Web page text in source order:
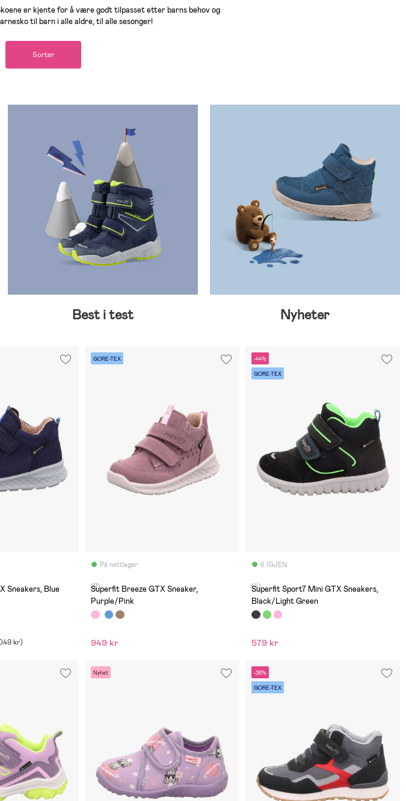
er kjente for å være godt tilpasset etter barns behov og
til barn i alle aldre, til alle sesonger!
Sorter
Best i test Nyheter
Sneakers, Blue
kr)
GORE-TEX
På nettlager
(2)
Superfit Breeze GTX Sneaker,
Purple/Pink
949 kr
-44%
GORE-TEX
6 IGJEN
(4)
Superfit Sport7 Mini GTX Sneakers,
Black/Light Green
579 kr
Nyhet -36%
GORE-TEX